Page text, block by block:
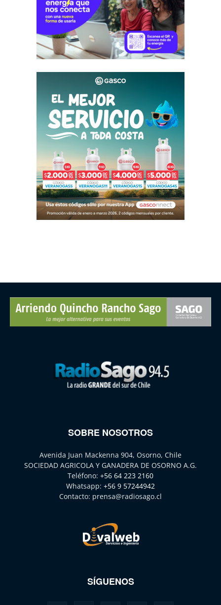
SOBRE NOSOTROS
Avenida Juan Mackenna 904, Osorno, Chile
SOCIEDAD AGRICOLA Y GANADERA DE OSORNO A.G.
Teléfono: +56 64 223 2160
Whatsapp: +56 9 57244942
Contacto: prensa@radiosago.cl
SÍGUENOS